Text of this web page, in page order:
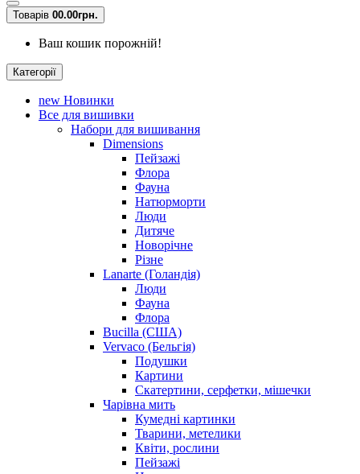
Товарів 00.00грн.
Ваш кошик порожній!
Категорії
new Новинки
Все для вишивки
Набори для вишивання
Dimensions
Пейзажі
Флора
Фауна
Натюрморти
Люди
Дитяче
Новорічне
Різне
Lanarte (Голандія)
Люди
Фауна
Флора
Bucilla (США)
Vervaco (Бельгія)
Подушки
Картини
Скатертини, серфетки, мішечки
Чарiвна мить
Кумедні картинки
Тварини, метелики
Квіти, рослини
Пейзажі